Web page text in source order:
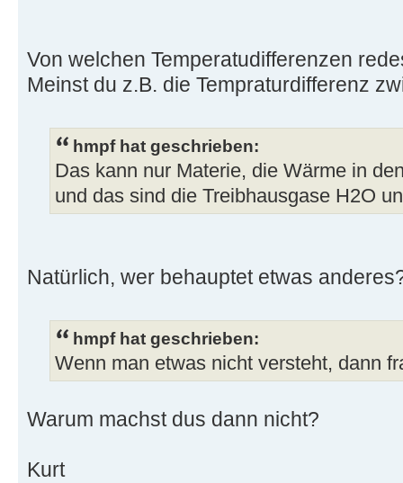
Von welchen Temperatudifferenzen
Meinst du z.B. die Tempraturdifferenz
hmpf hat geschrieben:
Das kann nur Materie, die Wärme in
und das sind die Treibhausgase H2O
Natürlich, wer behauptet etwas
hmpf hat geschrieben:
Wenn man etwas nicht versteht, dann
Warum machst dus dann nicht?
Kurt